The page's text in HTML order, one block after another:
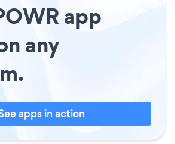
app
any
apps in action